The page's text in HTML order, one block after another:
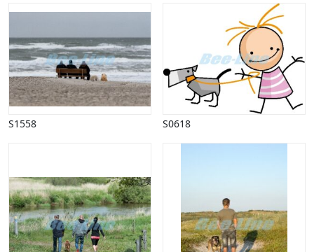
Lyd, billede
Mærkedage
Marked, kræmmere
Mennesker
Nationalflag, verdenskort
Natur
Nytår
Piktogrammer
Pinse
Politik, arbejdsmarked
Restauration, hotel
Scenarier
S1558 S0618